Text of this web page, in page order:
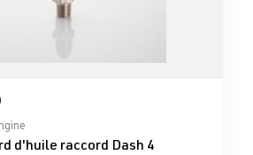
0 sur 5 étoiles
d'huile raccord Dash 4